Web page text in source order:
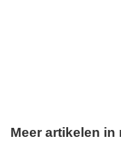
Meer artikelen in